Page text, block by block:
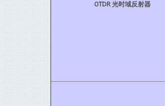
OTDR 光时域反射器